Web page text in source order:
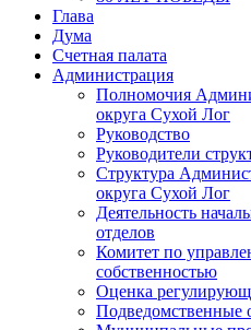
Глава
Дума
Счетная палата
Администрация
Полномочия
округа Сухой Лог
Руководство
Руководители
Структура
округа Сухой Лог
Деятельность
отделов
Комитет по
собственностью
Оценка
Подведомственные